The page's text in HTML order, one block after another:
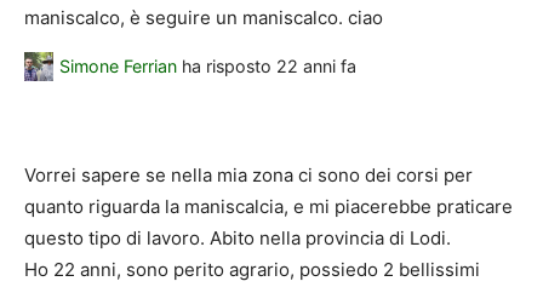
maniscalco, è seguire un maniscalco. ciao
Simone Ferrian ha risposto 22 anni fa
Vorrei sapere se nella mia zona ci sono dei corsi per
quanto riguarda la maniscalcia, e mi piacerebbe praticare
questo tipo di lavoro. Abito nella provincia di Lodi.
Ho 22 anni, sono perito agrario, possiedo 2 bellissimi